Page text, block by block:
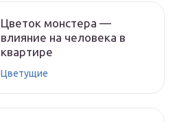
Цветок монстера —
влияние на человека в
квартире
Цветущие